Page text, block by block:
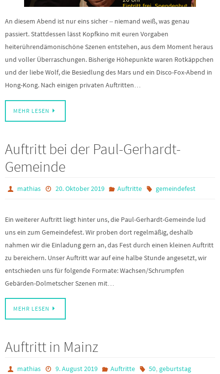
An diesem Abend ist nur eins sicher ‒ niemand weiß, was genau
passiert. Stattdessen lässt Kopfkino mit euren Vorgaben
heiterührendämonischöne Szenen entstehen, aus dem Moment heraus
und voller Überraschungen. Bisherige Höhepunkte waren Rotkäppchen
und der liebe Wolf, die Besiedlung des Mars und ein Disco-Fox-Abend in
Hong-Kong. Nach einigen privaten Auftritten…
MEHR LESEN
Auftritt bei der Paul-Gerhardt-
Gemeinde
mathias 20. Oktober 2019 Auftritte gemeindefest
Ein weiterer Auftritt liegt hinter uns, die Paul-Gerhardt-Gemeinde lud
uns ein zum Gemeindefest. Wir proben dort regelmäßig, deshalb
nahmen wir die Einladung gern an, das Fest durch einen kleinen Auftritt
zu bereichern. Unser Auftritt war auf eine halbe Stunde angesetzt, wir
entschieden uns für folgende Formate: Wachsen/Schrumpfen
Gebärden-Dolmetscher Szenen mit…
MEHR LESEN
Auftritt in Mainz
mathias 9. August 2019 Auftritte 50, geburtstag